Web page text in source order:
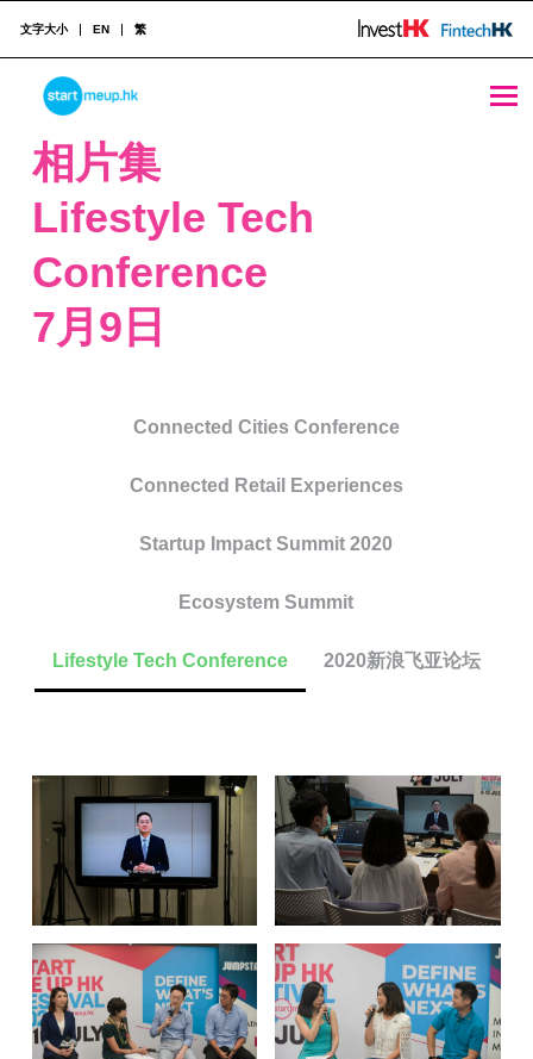
STARTMEUPHK
STARTMEUPHK FESTIVAL IS THE LEADING STARTUP AND INNOVATION CONFERENCE EVENT IN HONG KONG
文字大小 EN 繁
相片集
Lifestyle Tech
Conference
7月9日
Connected Cities Conference
Connected Retail Experiences
Startup Impact Summit 2020
Ecosystem Summit
Lifestyle Tech Conference 2020新浪飞亚论坛